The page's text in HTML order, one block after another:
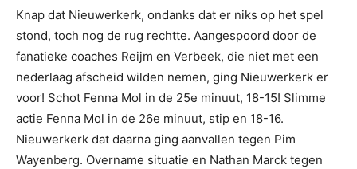
Knap dat Nieuwerkerk, ondanks dat er niks op het spel
stond, toch nog de rug rechtte. Aangespoord door de
fanatieke coaches Reijm en Verbeek, die niet met een
nederlaag afscheid wilden nemen, ging Nieuwerkerk er
voor! Schot Fenna Mol in de 25e minuut, 18-15! Slimme
actie Fenna Mol in de 26e minuut, stip en 18-16.
Nieuwerkerk dat daarna ging aanvallen tegen Pim
Wayenberg. Overname situatie en Nathan Marck tegen